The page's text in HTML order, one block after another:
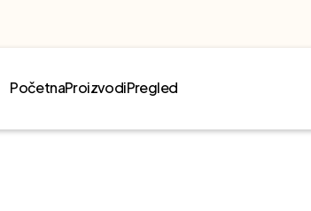
PočetnaProizvodiPregled